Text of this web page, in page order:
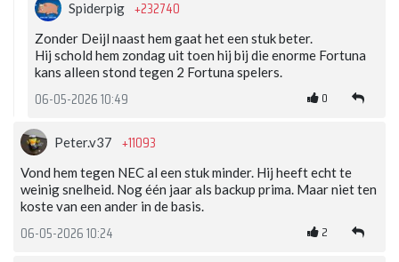
Spiderpig +232740
Zonder Deijl naast hem gaat het een stuk beter.
Hij schold hem zondag uit toen hij bij die enorme Fortuna
kans alleen stond tegen 2 Fortuna spelers.
06-05-2026 10:49 0
Peter.v37 +11093
Vond hem tegen NEC al een stuk minder. Hij heeft echt te
weinig snelheid. Nog één jaar als backup prima. Maar niet ten
koste van een ander in de basis.
06-05-2026 10:24 2